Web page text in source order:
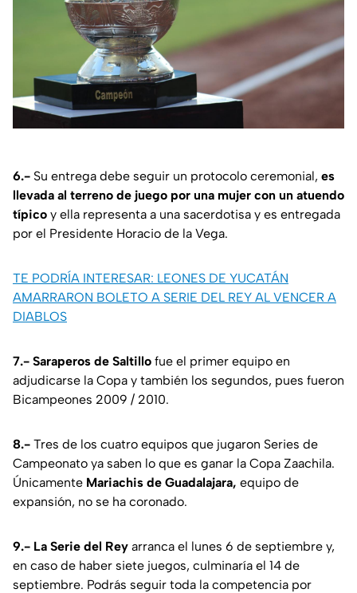
6.- Su entrega debe seguir un protocolo ceremonial, es
llevada al terreno de juego por una mujer con un atuendo
típico y ella representa a una sacerdotisa y es entregada
por el Presidente Horacio de la Vega.
TE PODRÍA INTERESAR: LEONES DE YUCATÁN
AMARRARON BOLETO A SERIE DEL REY AL VENCER A
DIABLOS
7.- Saraperos de Saltillo fue el primer equipo en
adjudicarse la Copa y también los segundos, pues fueron
Bicampeones 2009 / 2010.
8.- Tres de los cuatro equipos que jugaron Series de
Campeonato ya saben lo que es ganar la Copa Zaachila.
Únicamente Mariachis de Guadalajara, equipo de
expansión, no se ha coronado.
9.- La Serie del Rey arranca el lunes 6 de septiembre y,
en caso de haber siete juegos, culminaría el 14 de
septiembre. Podrás seguir toda la competencia por